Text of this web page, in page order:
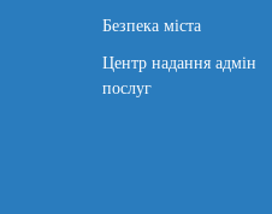
Безпека міста
Центр надання адмін
послуг